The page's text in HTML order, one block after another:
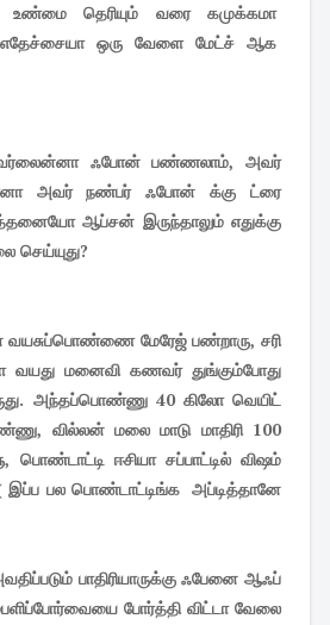
தெரியும் வரை கமுக்கமா
எதேச்சையா ஒரு வேளை மேட்ச் ஆக
வர்லைன்னா ஃபோன் பண்ணலாம், அவர்
அவர் நண்பர் ஃபோன் க்கு ட்ரை
ஆப்சன் இருந்தாலும் எதுக்கு
வயசுப்பொண்ணை மேரேஜ் பண்றாரு, சரி
வயது மனைவி கணவர் துங்கும்போது
அந்தப்பொண்ணு 40 கிலோ வெயிட்
வில்லன் மலை மாடு மாதிரி 100
பொண்டாட்டி ஈசியா சப்பாட்டில் விஷம்
இப்ப பல பொண்டாட்டிங்க அப்டித்தானே
பாதிரியாருக்கு ஃபேனை ஆஃப்
போர்த்தி விட்டா வேலை